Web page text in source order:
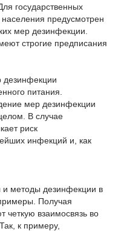
государственных
предусмотрен
мер дезинфекции.
строгие предписания
дезинфекции
питания.
мер дезинфекции
В случае
риск
инфекций и, как
и методы дезинфекции в
Получая
четкую взаимосвязь во
к примеру,